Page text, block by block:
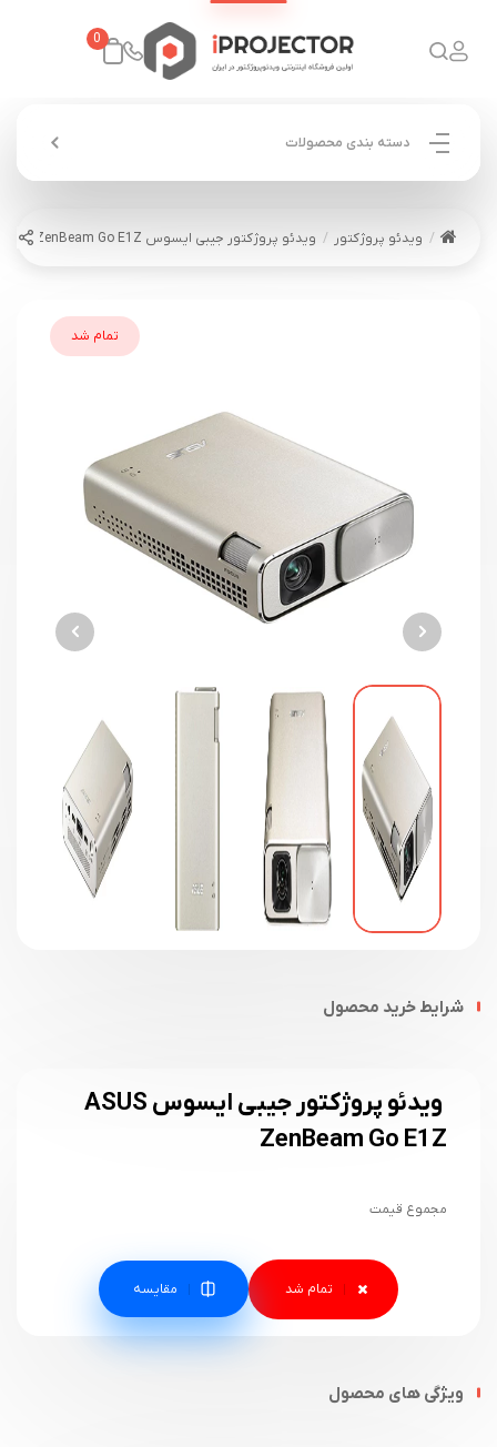
0
دسته بندی محصولات
ویدئو پروژکتور ویدئو پروژکتور جیبی ایسوس ASUS ZenBeam Go E1Z
تمام شد
شرایط خرید محصول
ویدئو پروژکتور جیبی ایسوس ASUS
ZenBeam Go E1Z
مجموع قیمت
مقایسه
ویژگی های محصول